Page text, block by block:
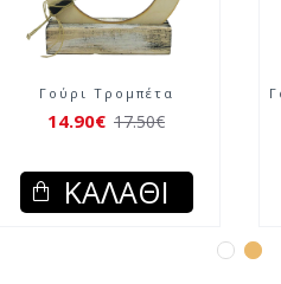
κορμό Γούρι Παγώνι